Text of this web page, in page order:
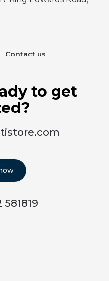
Contact us
to get
581819